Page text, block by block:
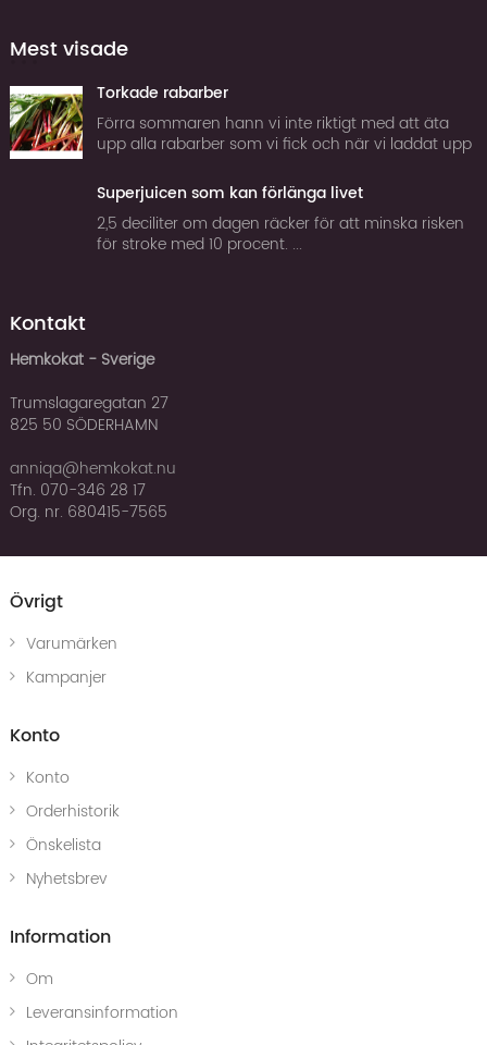
Mest visade
Torkade rabarber
Förra sommaren hann vi inte riktigt med att äta
upp alla rabarber som vi fick och när vi laddat upp
fundera på om man inte kan torka rabarber. Tor...
Superjuicen som kan förlänga livet
2,5 deciliter om dagen räcker för att minska risken
för stroke med 10 procent. ...
Kontakt
Hemkokat - Sverige
Trumslagaregatan 27
825 50 SÖDERHAMN
anniqa@hemkokat.nu
Tfn. 070-346 28 17
Org. nr. 680415-7565
Övrigt
Varumärken
Kampanjer
Konto
Konto
Orderhistorik
Önskelista
Nyhetsbrev
Information
Om
Leveransinformation